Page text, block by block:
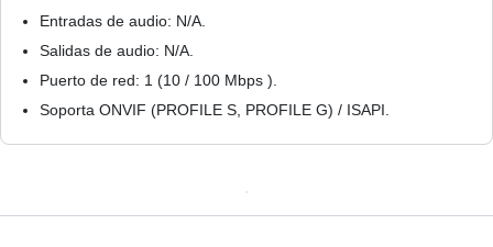
Entradas de audio: N/A.
Salidas de audio: N/A.
Puerto de red: 1 (10 / 100 Mbps ).
Soporta ONVIF (PROFILE S, PROFILE G) / ISAPI.